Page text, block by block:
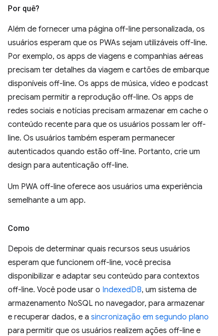
Por quê?
Além de fornecer uma página off-line personalizada, os
usuários esperam que os PWAs sejam utilizáveis off-line.
Por exemplo, os apps de viagens e companhias aéreas
precisam ter detalhes da viagem e cartões de embarque
disponíveis off-line. Os apps de música, vídeo e podcast
precisam permitir a reprodução off-line. Os apps de
redes sociais e notícias precisam armazenar em cache o
conteúdo recente para que os usuários possam ler off-
line. Os usuários também esperam permanecer
autenticados quando estão off-line. Portanto, crie um
design para autenticação off-line.
Um PWA off-line oferece aos usuários uma experiência
semelhante a um app.
Como
Depois de determinar quais recursos seus usuários
esperam que funcionem off-line, você precisa
disponibilizar e adaptar seu conteúdo para contextos
off-line. Você pode usar o IndexedDB, um sistema de
armazenamento NoSQL no navegador, para armazenar
e recuperar dados, e a sincronização em segundo plano
para permitir que os usuários realizem ações off-line e